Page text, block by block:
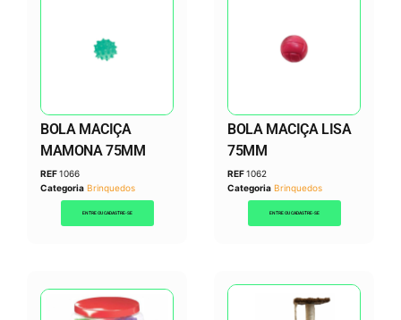
BOLA MACIÇA
MAMONA 75MM
REF1066
Categoria Brinquedos
ENTRE OU CADASTRE-SE
BOLA MACIÇA LISA
75MM
REF1062
Categoria Brinquedos
ENTRE OU CADASTRE-SE